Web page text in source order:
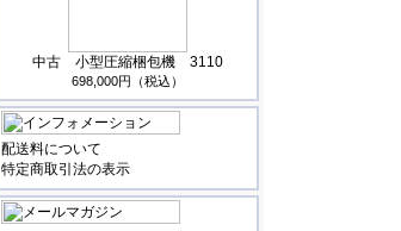
中古 小型圧縮梱包機 3110
698,000円（税込）
配送料について
特定商取引法の表示